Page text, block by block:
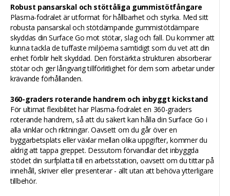
Robust pansarskal och stöttåliga gummistötfångare
Plasma-fodralet är utformat för hållbarhet och styrka. Med sitt
robusta pansarskal och stötdämpande gummistötdämpare
skyddas din Surface Go mot stötar, slag och fall. Du kommer att
kunna tackla de tuffaste miljöerna samtidigt som du vet att din
enhet förblir helt skyddad. Den förstärkta strukturen absorberar
stötar och ger långvarig tillförlitlighet för dem som arbetar under
krävande förhållanden.
360-graders roterande handrem och inbyggt kickstand
För ultimat flexibilitet har Plasma-fodralet en 360-graders
roterande handrem, så att du säkert kan hålla din Surface Go i
alla vinklar och riktningar. Oavsett om du går över en
byggarbetsplats eller växlar mellan olika uppgifter, kommer du
aldrig att tappa greppet. Dessutom förvandlar det inbyggda
stödet din surfplatta till en arbetsstation, oavsett om du tittar på
innehåll, skriver eller presenterar - allt utan att behöva ytterligare
tillbehör.